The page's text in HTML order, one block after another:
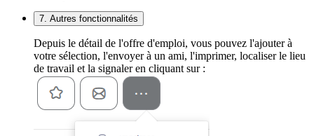
7. Autres fonctionnalités
Depuis le détail de l'offre d'emploi, vous pouvez l'ajouter à
votre sélection, l'envoyer à un ami, l'imprimer, localiser le lieu
de travail et la signaler en cliquant sur :